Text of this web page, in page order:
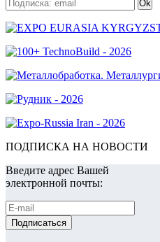
ПОДПИСКА НА НОВОСТИ
Введите адрес Вашей
электронной почты: